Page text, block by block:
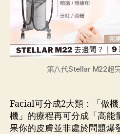
第八代Stellar M22超
Facial可分成2大類：「做
機」的療程再可分成「高能
果你的皮膚並非處於問題爆